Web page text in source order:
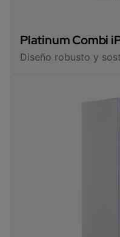
Platinum Combi
Diseño robusto y